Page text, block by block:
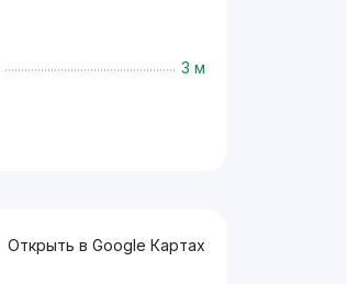
3 м
Открыть в Google Картах